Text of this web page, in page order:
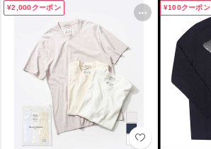
¥2,000クーポン ¥100クーポン